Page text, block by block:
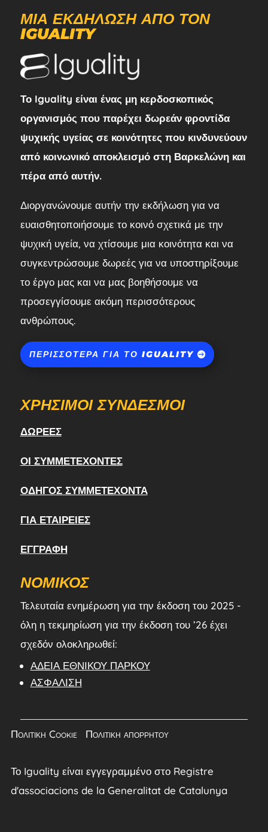
ΜΙΑ ΕΚΔΉΛΩΣΗ ΑΠΌ ΤΟΝ
IGUALITY
Το Iguality είναι ένας μη κερδοσκοπικός
οργανισμός που παρέχει δωρεάν φροντίδα
ψυχικής υγείας σε κοινότητες που κινδυνεύουν
από κοινωνικό αποκλεισμό στη Βαρκελώνη και
πέρα από αυτήν.
Διοργανώνουμε αυτήν την εκδήλωση για να
ευαισθητοποιήσουμε το κοινό σχετικά με την
ψυχική υγεία, να χτίσουμε μια κοινότητα και να
συγκεντρώσουμε δωρεές για να υποστηρίξουμε
το έργο μας και να μας βοηθήσουμε να
προσεγγίσουμε ακόμη περισσότερους
ανθρώπους.
ΠΕΡΙΣΣΌΤΕΡΑ ΓΙΑ ΤΟ IGUALITY
ΧΡΉΣΙΜΟΙ ΣΎΝΔΕΣΜΟΙ
ΔΩΡΕΈΣ
ΟΙ ΣΥΜΜΕΤΈΧΟΝΤΕΣ
ΟΔΗΓΌΣ ΣΥΜΜΕΤΈΧΟΝΤΑ
ΓΙΑ ΕΤΑΙΡΕΊΕΣ
ΕΓΓΡΑΦΉ
ΝΟΜΙΚΌΣ
Τελευταία ενημέρωση για την έκδοση του 2025 -
όλη η τεκμηρίωση για την έκδοση του ’26 έχει
σχεδόν ολοκληρωθεί:
ΆΔΕΙΑ ΕΘΝΙΚΟΎ ΠΆΡΚΟΥ
ΑΣΦΆΛΙΣΗ
Πολιτική Cookie Πολιτική απορρήτου
Το Iguality είναι εγγεγραμμένο στο Registre
d'associacions de la Generalitat de Catalunya